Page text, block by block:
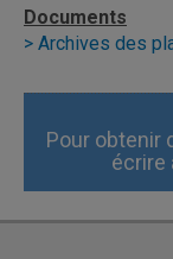
Documents
> Archives des
Pour obtenir
écrire